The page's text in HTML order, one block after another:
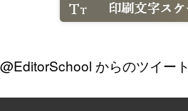
@EditorSchool からのツイート